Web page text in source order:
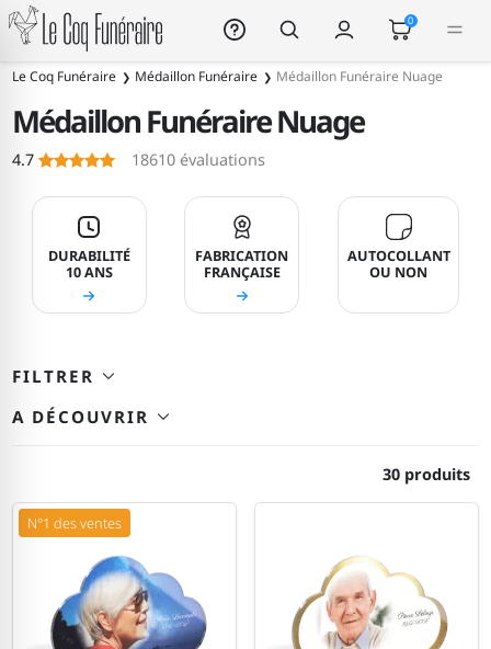
Le Coq Funéraire 0
215
Le Coq Funéraire Médaillon Funéraire Médaillon Funéraire Nuage
Médaillon Funéraire Nuage
Le Coq Funéraire
4.7 18610 évaluations
DURABILITÉ
10 ANS
FABRICATION
FRANÇAISE
AUTOCOLLANT
OU NON
FILTRER
A DÉCOUVRIR
30 produits
N°1 des ventes